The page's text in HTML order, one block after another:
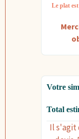
Le plat
Votre
Nom
Nombre
Total
Il s'agit